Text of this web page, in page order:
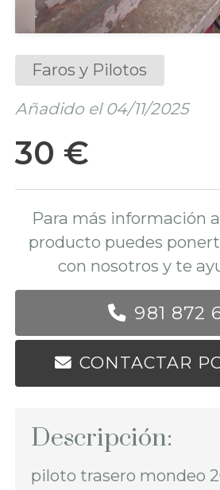
Faros y Pilotos
Añadido el 04/11/2025
30 €
Para más información
producto puedes
con nosotros y te
981 872
CONTACTAR
Descripción:
piloto trasero mondeo